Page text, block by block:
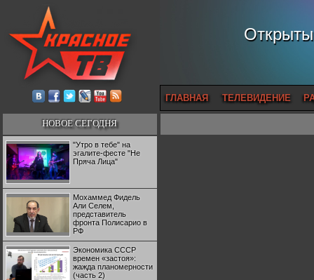
ГЛАВНАЯ ТЕЛЕВИДЕНИЕ
НОВОЕ СЕГОДНЯ
"Утро в тебе" на
эгалите-фесте "Не
Пряча Лица"
Мохаммед Фидель
Али Селем,
представитель
фронта Полисарио в
РФ
Экономика СССР
времен «застоя»:
жажда планомерности
(часть 2)